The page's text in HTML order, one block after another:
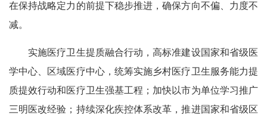
在保持战略定力的前提下稳步推进，确保方向不偏、力度不
减。
实施医疗卫生提质融合行动，高标准建设国家和省级医
学中心、区域医疗中心，统筹实施乡村医疗卫生服务能力提
质提效行动和医疗卫生强基工程；加快以市为单位学习推广
三明医改经验；持续深化疾控体系改革，推进国家和省级区